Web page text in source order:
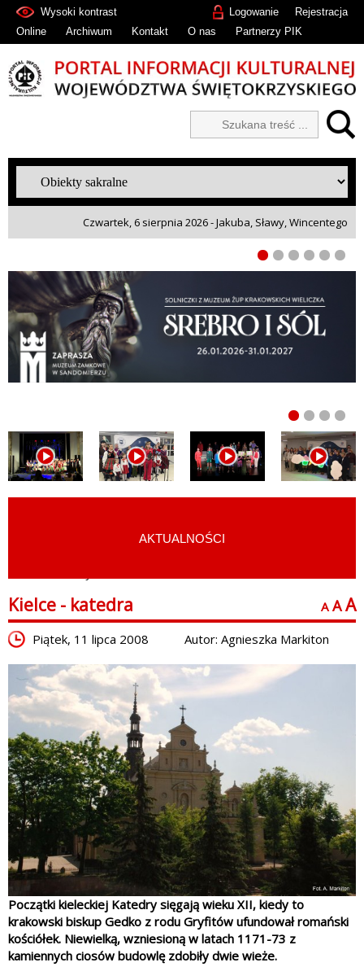
Rejestracja
Logowanie
Wysoki kontrast
Online
Archiwum Kontakt O nas Partnerzy PIK
Czwartek, 6 sierpnia 2026 - Jakuba, Sławy, Wincentego
AKTUALNOŚCI
Kielce - katedra A A A
Piątek, 11 lipca 2008 Autor: Agnieszka Markiton
Początki kieleckiej Katedry sięgają wieku XII, kiedy to
krakowski biskup Gedko z rodu Gryfitów ufundował romański
kościółek. Niewielką, wzniesioną w latach 1171-73 z
kamiennych ciosów budowlę zdobiły dwie wieże.